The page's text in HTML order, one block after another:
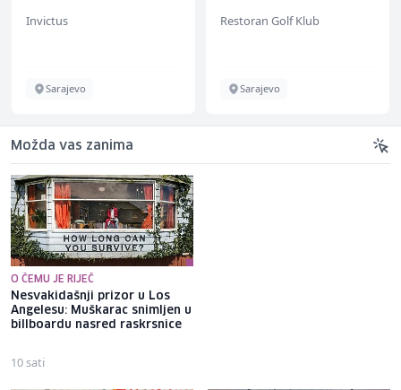
Invictus
Sarajevo
Restoran Golf Klub
Sarajevo
Možda vas zanima
O ČEMU JE RIJEČ
Nesvakidašnji prizor u Los
Angelesu: Muškarac snimljen u
billboardu nasred raskrsnice
10 sati